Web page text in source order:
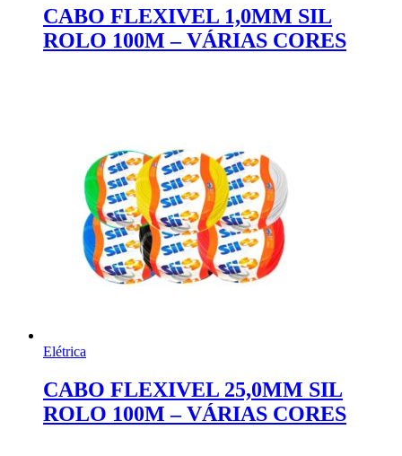
CABO FLEXIVEL 1,0MM SIL
ROLO 100M – VÁRIAS CORES
Elétrica
CABO FLEXIVEL 25,0MM SIL
ROLO 100M – VÁRIAS CORES